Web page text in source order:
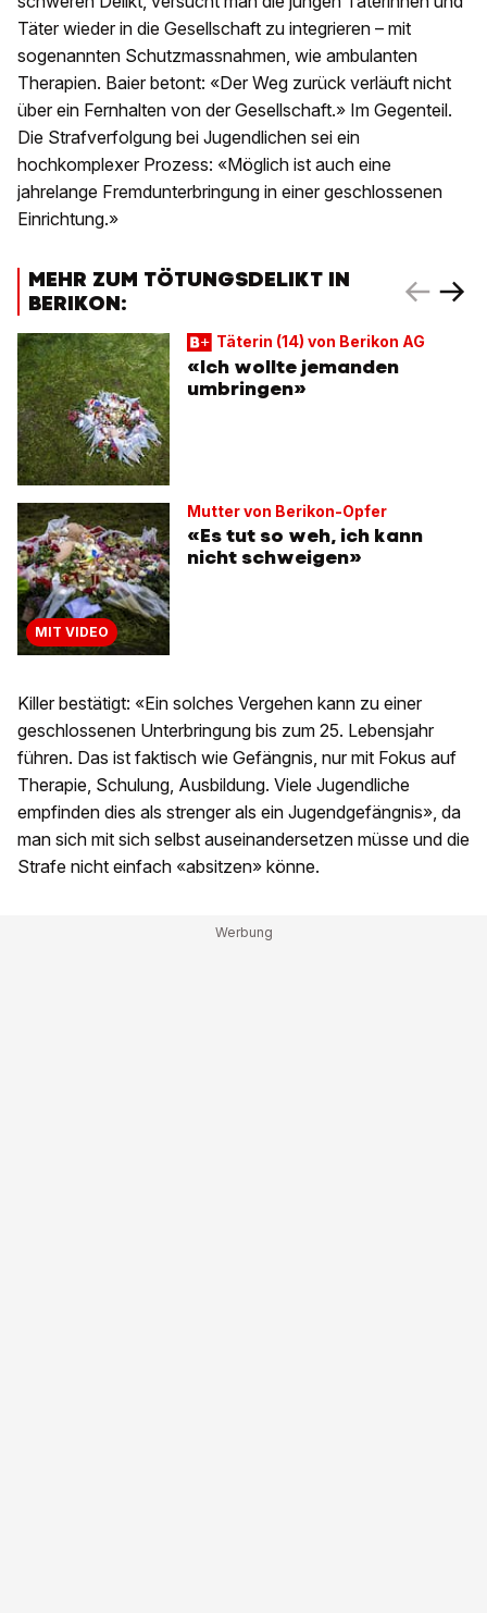
Täter wieder in die Gesellschaft zu integrieren – mit
sogenannten Schutzmassnahmen, wie ambulanten
Therapien. Baier betont: «Der Weg zurück verläuft nicht
über ein Fernhalten von der Gesellschaft.» Im Gegenteil.
Die Strafverfolgung bei Jugendlichen sei ein
hochkomplexer Prozess: «Möglich ist auch eine
jahrelange Fremdunterbringung in einer geschlossenen
Einrichtung.»
MEHR ZUM TÖTUNGSDELIKT IN
BERIKON:
Täterin (14) von Berikon AG
«Ich wollte jemanden
umbringen»
MIT VIDEO
Mutter von Berikon-Opfer
«Es tut so weh, ich kann
nicht schweigen»
Killer bestätigt: «Ein solches Vergehen kann zu einer
geschlossenen Unterbringung bis zum 25. Lebensjahr
führen. Das ist faktisch wie Gefängnis, nur mit Fokus auf
Therapie, Schulung, Ausbildung. Viele Jugendliche
empfinden dies als strenger als ein Jugendgefängnis», da
man sich mit sich selbst auseinandersetzen müsse und die
Strafe nicht einfach «absitzen» könne.